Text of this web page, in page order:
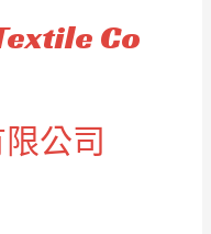
Co
公司